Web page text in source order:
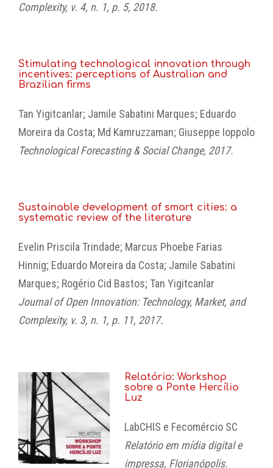
Complexity, v. 4, n. 1, p. 5, 2018.
Stimulating technological innovation through
incentives: perceptions of Australian and
Brazilian firms
Tan Yigitcanlar; Jamile Sabatini Marques; Eduardo
Moreira da Costa; Md Kamruzzaman; Giuseppe Ioppolo
Technological Forecasting & Social Change, 2017.
Sustainable development of smart cities: a
systematic review of the literature
Evelin Priscila Trindade; Marcus Phoebe Farias
Hinnig; Eduardo Moreira da Costa; Jamile Sabatini
Marques; Rogério Cid Bastos; Tan Yigitcanlar
Journal of Open Innovation: Technology, Market, and
Complexity, v. 3, n. 1, p. 11, 2017.
Relatório: Workshop
sobre a Ponte Hercílio
Luz
LabCHIS e Fecomércio SC
Relatório em mídia digital e
impressa, Florianópolis.